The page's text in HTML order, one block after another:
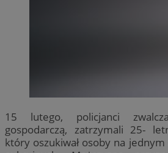
15 lutego, policjanci
gospodarczą, zatrzymali 25-
który oszukiwał osoby na